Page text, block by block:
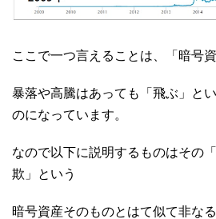
ここで一つ言えることは、「暗号
暴落や高騰はあっても「飛ぶ」と
のになっています。
なので以下に説明するものはその
欺」という
暗号資産そのものとはて似て非な